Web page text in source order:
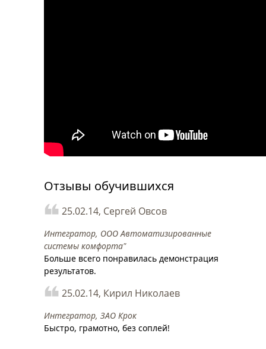
Отзывы обучившихся
25.02.14, Сергей Овсов
Интегратор, ООО Автоматизированные
системы комфорта"
Больше всего понравилась демонстрация
результатов.
25.02.14, Кирил Николаев
Интегратор, ЗАО Крок
Быстро, грамотно, без соплей!